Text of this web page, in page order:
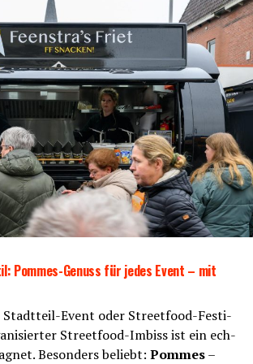
– Ihr Event Pla­ner in Ost­fries­land für
Angebot:
Grö­ßen und
18 mm star­ke Klick-Ele­men­tefür
Aufbau
Pom­mes-Genuss für jedes Event – mit
Stadt­teil-Event oder Street­food-Fes­ti­
Street­food-Imbiss ist ein ech­
Beson­ders beliebt: Pom­mes–